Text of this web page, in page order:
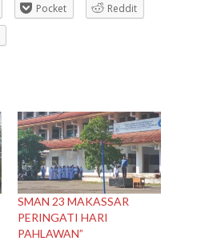
Pocket
Reddit
SMAN 23 MAKASSAR
PERINGATI HARI
PAHLAWAN”